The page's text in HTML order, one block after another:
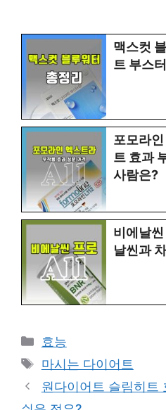
맥스컷
트 부스
포모라
트 효과
사람은?
비에날
날씬과
Categories
효능
Tags
마시는 다이어트
원다이어트 슬림히트